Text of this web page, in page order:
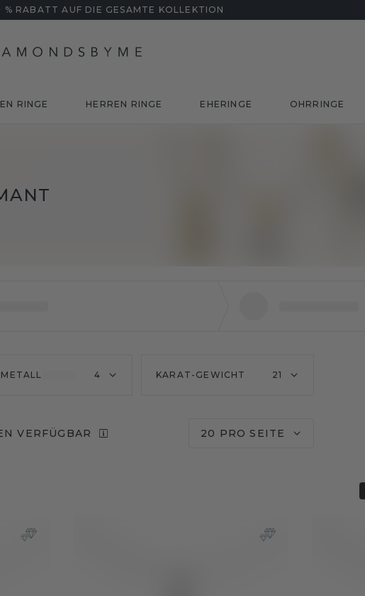
RABATT AUF DIE GESAMTE KOLLEKTION
RINGE HERREN RINGE EHERINGE OHRRINGE
4 KARAT-GEWICHT 21
VERFÜGBAR 20 PRO SEITE